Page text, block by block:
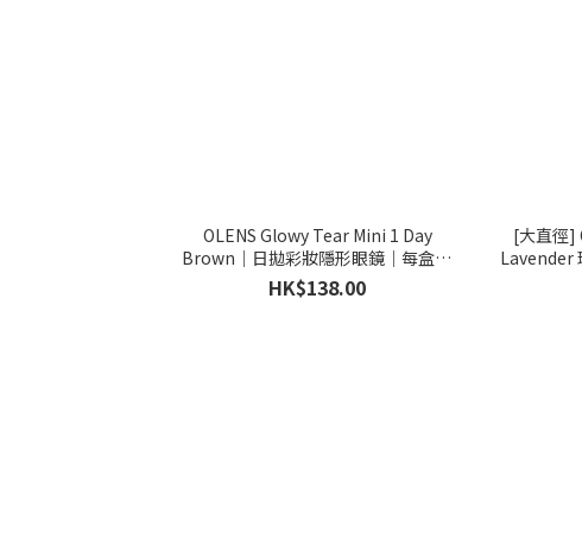
OLENS Glowy Tear Mini 1 Day
Brown｜日拋彩妝隱形眼鏡｜每盒10
片
HK$138.00
[大直徑]
Lavender